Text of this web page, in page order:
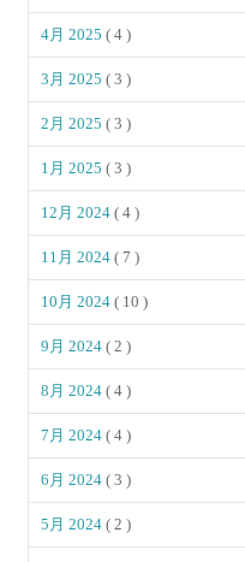
4月 2025( 4 )
3月 2025( 3 )
2月 2025( 3 )
1月 2025( 3 )
12月 2024( 4 )
11月 2024( 7 )
10月 2024( 10 )
9月 2024( 2 )
8月 2024( 4 )
7月 2024( 4 )
6月 2024( 3 )
5月 2024( 2 )